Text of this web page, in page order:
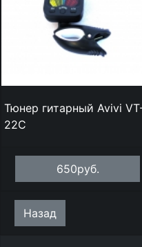
Тюнер гитарный Avivi
22C
650руб.
Назад